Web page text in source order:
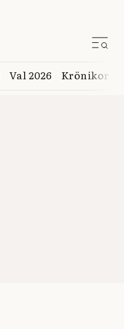
Val 2026 Krönikor